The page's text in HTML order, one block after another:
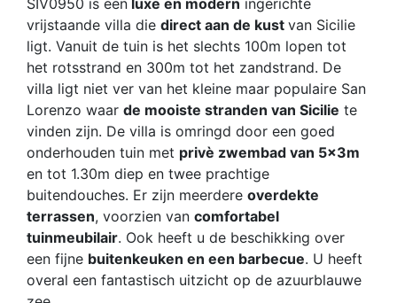
SIV0950 is een luxe en modern ingerichte
vrijstaande villa die direct aan de kust van Sicilie
ligt. Vanuit de tuin is het slechts 100m lopen tot
het rotsstrand en 300m tot het zandstrand. De
villa ligt niet ver van het kleine maar populaire San
Lorenzo waar de mooiste stranden van Sicilie te
vinden zijn. De villa is omringd door een goed
onderhouden tuin met privè zwembad van 5x3m
en tot 1.30m diep en twee prachtige
buitendouches. Er zijn meerdere overdekte
terrassen, voorzien van comfortabel
tuinmeubilair. Ook heeft u de beschikking over
een fijne buitenkeuken en een barbecue. U heeft
overal een fantastisch uitzicht op de azuurblauwe